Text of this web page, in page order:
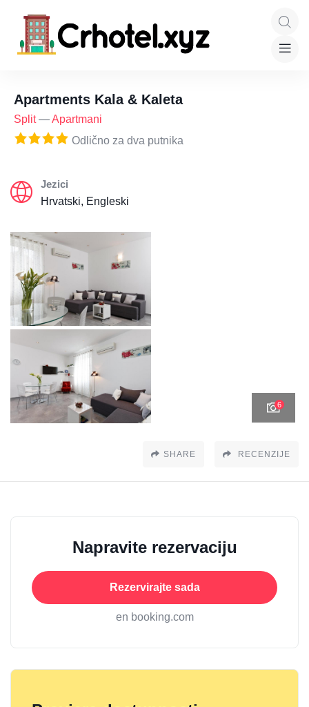
Apartments Kala & Kaleta
Split—Apartmani
Odlično za dva putnika
Jezici
Hrvatski, Engleski
6
SHARE RECENZIJE
Napravite rezervaciju
Rezervirajte sada
en booking.com